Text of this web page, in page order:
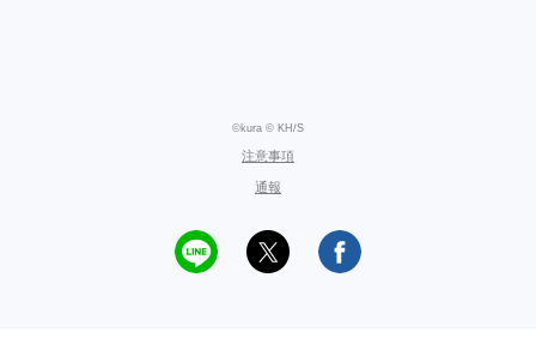
©kura © KH/S
注意事項
通報